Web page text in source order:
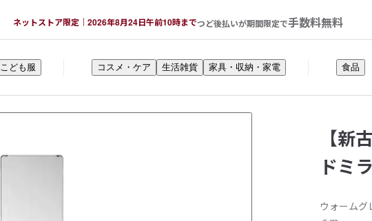
ネットストア限定｜2026年8月24日午前10時までつど後払いが期間限定で手数料無料
こども服 コスメ・ケア 生活雑貨 家具・収納・家電 食品
【新
ドミ
ウォーム